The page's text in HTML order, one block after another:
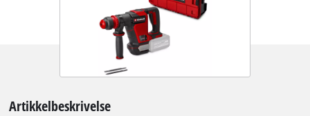
Artikkelbeskrivelse